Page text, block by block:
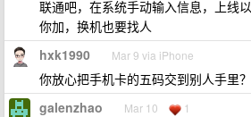
联通吧，在系统手动输入信息，上线
你加，换机也要找人
hxk1990 Mar 9 via iPhone
你放心把手机卡的五码交到别人手里？
galenzhao Mar 10 1